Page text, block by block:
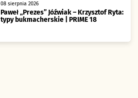
08 sierpnia 2026
Paweł „Prezes” Jóźwiak – Krzysztof Ryta:
typy bukmacherskie | PRIME 18